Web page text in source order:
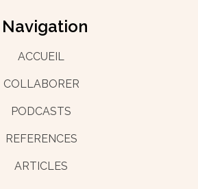
Navigation
ACCUEIL
COLLABORER
PODCASTS
REFERENCES
ARTICLES